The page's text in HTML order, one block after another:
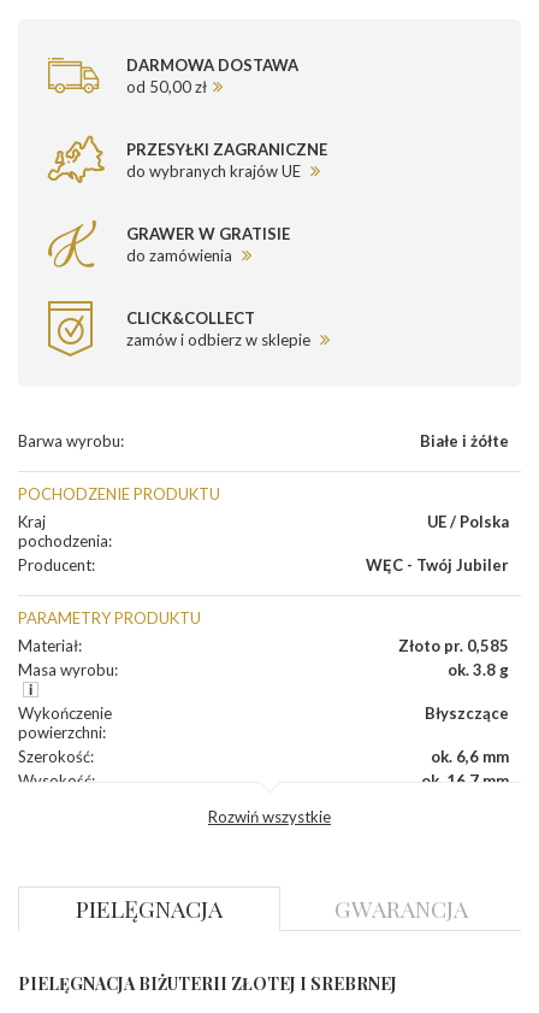
DARMOWA DOSTAWA
od 50,00 zł
PRZESYŁKI ZAGRANICZNE
do wybranych krajów UE
GRAWER W GRATISIE
do zamówienia
CLICK&COLLECT
zamów i odbierz w sklepie
Barwa wyrobu: Białe i żółte
POCHODZENIE PRODUKTU
Kraj
pochodzenia:
UE / Polska
Producent: WĘC - Twój Jubiler
PARAMETRY PRODUKTU
Materiał:
Złoto pr. 0,585
Masa wyrobu: ok. 3.8 g
Wykończenie
powierzchni:
Błyszczące
Szerokość:
ok. 6,6 mm
Wysokość:
ok. 16,7 mm
Kamień:
Brylantowy okrągły
Liczba
0.040 ct - 2 szt.
Liczba
diamentów
Rozwiń wszystkie
PIELĘGNACJA GWARANCJA
PIELĘGNACJA BIŻUTERII ZŁOTEJ I SREBRNEJ